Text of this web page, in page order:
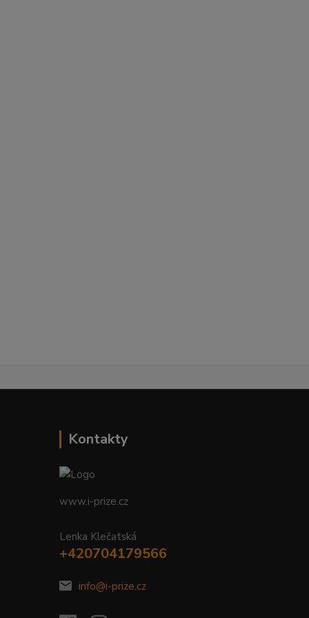
Kontakty
www.i-prize.cz
Lenka Klečatská
+420704179566
info@i-prize.cz